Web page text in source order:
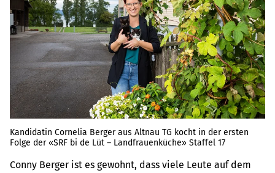
Kandidatin Cornelia Berger aus Altnau TG kocht in der ersten
Folge der «SRF bi de Lüt – Landfrauenküche» Staffel 17
Conny Berger ist es gewohnt, dass viele Leute auf dem